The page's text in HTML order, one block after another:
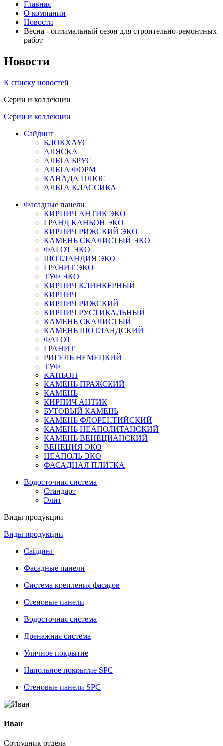
Главная
О компании
Новости
Весна - оптимальный сезон для строительно-ремонтных
работ
Новости
К списку новостей
Серии и коллекции
Серии и коллекции
Сайдинг
БЛОКХАУС
АЛЯСКА
АЛЬТА БРУС
АЛЬТА ФОРМ
КАНАДА ПЛЮС
АЛЬТА КЛАССИКА
Фасадные панели
КИРПИЧ АНТИК ЭКО
ГРАНД КАНЬОН ЭКО
КИРПИЧ РИЖСКИЙ ЭКО
КАМЕНЬ СКАЛИСТЫЙ ЭКО
ФАГОТ ЭКО
ШОТЛАНДИЯ ЭКО
ГРАНИТ ЭКО
ТУФ ЭКО
КИРПИЧ КЛИНКЕРНЫЙ
КИРПИЧ
КИРПИЧ РИЖСКИЙ
КИРПИЧ РУСТИКАЛЬНЫЙ
КАМЕНЬ СКАЛИСТЫЙ
КАМЕНЬ ШОТЛАНДСКИЙ
ФАГОТ
ГРАНИТ
РИГЕЛЬ НЕМЕЦКИЙ
ТУФ
КАНЬОН
КАМЕНЬ ПРАЖСКИЙ
КАМЕНЬ
КИРПИЧ АНТИК
БУТОВЫЙ КАМЕНЬ
КАМЕНЬ ФЛОРЕНТИЙСКИЙ
КАМЕНЬ НЕАПОЛИТАНСКИЙ
КАМЕНЬ ВЕНЕЦИАНСКИЙ
ВЕНЕЦИЯ ЭКО
НЕАПОЛЬ ЭКО
ФАСАДНАЯ ПЛИТКА
Водосточная система
Стандарт
Элит
Виды продукции
Виды продукции
Сайдинг
Фасадные панели
Система крепления фасадов
Стеновые панели
Водосточная система
Дренажная система
Уличное покрытие
Напольное покрытие SPC
Стеновые панели SPC
Иван
Сотрудник отдела